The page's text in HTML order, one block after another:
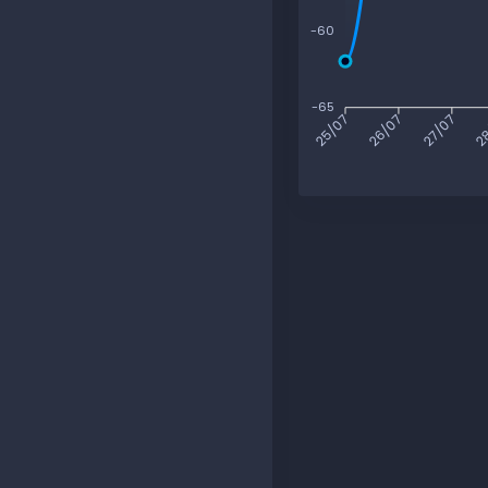
-60
-65
25/07 26/07 27/07